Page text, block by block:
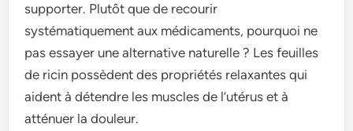
supporter. Plutôt que de recourir
systématiquement aux médicaments, pourquoi ne
pas essayer une alternative naturelle ? Les feuilles
de ricin possèdent des propriétés relaxantes qui
aident à détendre les muscles de l’utérus et à
atténuer la douleur.